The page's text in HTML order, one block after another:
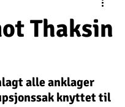
Thaksin
alle anklager
knyttet til